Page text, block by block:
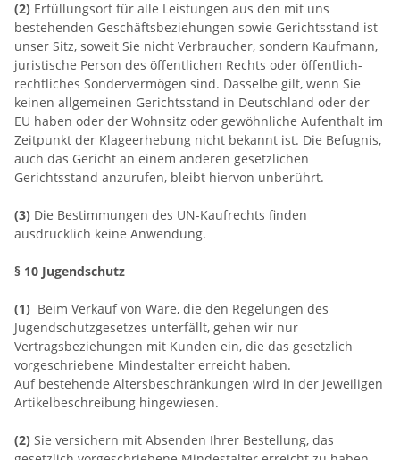
(2) Erfüllungsort für alle Leistungen aus den mit uns
bestehenden Geschäftsbeziehungen sowie Gerichtsstand ist
unser Sitz, soweit Sie nicht Verbraucher, sondern Kaufmann,
juristische Person des öffentlichen Rechts oder öffentlich-
rechtliches Sondervermögen sind. Dasselbe gilt, wenn Sie
keinen allgemeinen Gerichtsstand in Deutschland oder der
EU haben oder der Wohnsitz oder gewöhnliche Aufenthalt im
Zeitpunkt der Klageerhebung nicht bekannt ist. Die Befugnis,
auch das Gericht an einem anderen gesetzlichen
Gerichtsstand anzurufen, bleibt hiervon unberührt.
(3) Die Bestimmungen des UN-Kaufrechts finden
ausdrücklich keine Anwendung.
§ 10 Jugendschutz
(1) Beim Verkauf von Ware, die den Regelungen des
Jugendschutzgesetzes unterfällt, gehen wir nur
Vertragsbeziehungen mit Kunden ein, die das gesetzlich
vorgeschriebene Mindestalter erreicht haben.
Auf bestehende Altersbeschränkungen wird in der jeweiligen
Artikelbeschreibung hingewiesen.
(2) Sie versichern mit Absenden Ihrer Bestellung, das